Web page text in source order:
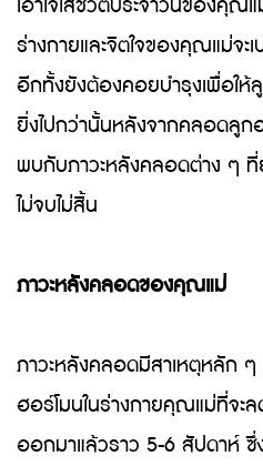
ร่างกายและจิตใจของคุณแม่จะ
อีกทั้งยังต้องคอยบำรุงเพื่อให้
ยิ่งไปกว่านั้นหลังจากคลอดลู
พบกับภาวะหลังคลอดต่าง ๆ
ไม่จบไม่สิ้น
ภาวะหลังคลอดของคุณแม่
ภาวะหลังคลอดมีสาเหตุหลัก
ฮอร์โมนในร่างกายคุณแม่ที่จะ
ออกมาแล้วราว 5-6 สัปดาห์